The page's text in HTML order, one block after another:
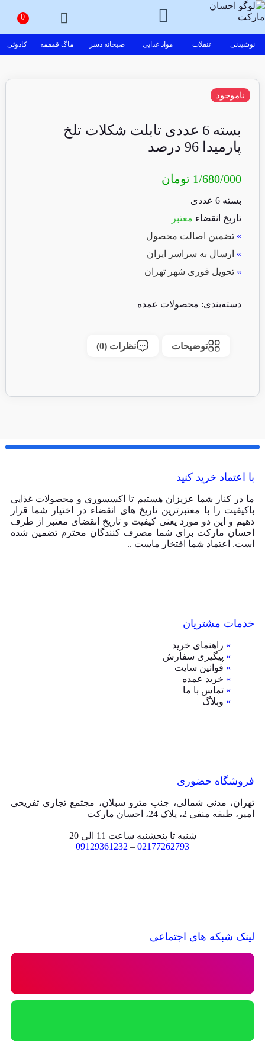
نوشیدنی تنقلات مواد غذایی صبحانه دسر ماگ قمقمه کادوئی
بسته 6 عددی تابلت شکلات تلخ
پارمیدا 96 درصد
1/680/000 تومان
بسته 6 عددی
تاریخ انقضاء معتبر
» تضمین اصالت محصول
» ارسال به سراسر ایران
» تحویل فوری شهر تهران
ناموجود
دسته‌بندی: محصولات عمده
توضیحات نظرات (0)
با اعتماد خرید کنید
ما در کنار شما عزیزان هستیم تا اکسسوری و محصولات غذایی
باکیفیت را با معتبرترین تاریخ های انقضاء در اختیار شما قرار
دهیم و این دو مورد یعنی کیفیت و تاریخ انقضای معتبر از طرف
احسان مارکت برای شما مصرف کنندگان محترم تضمین شده
است. اعتماد شما افتخار ماست ..
خدمات مشتریان
» راهنمای خرید
» پیگیری سفارش
» قوانین سایت
» خرید عمده
» تماس با ما
» وبلاگ
فروشگاه حضوری
تهران، مدنی شمالی، جنب مترو سبلان، مجتمع تجاری تفریحی
امیر، طبقه منفی 2، پلاک 24، احسان مارکت
شنبه تا پنجشنبه ساعت 11 الی 20
02177262793
–
09129361232
لینک شبکه های اجتماعی